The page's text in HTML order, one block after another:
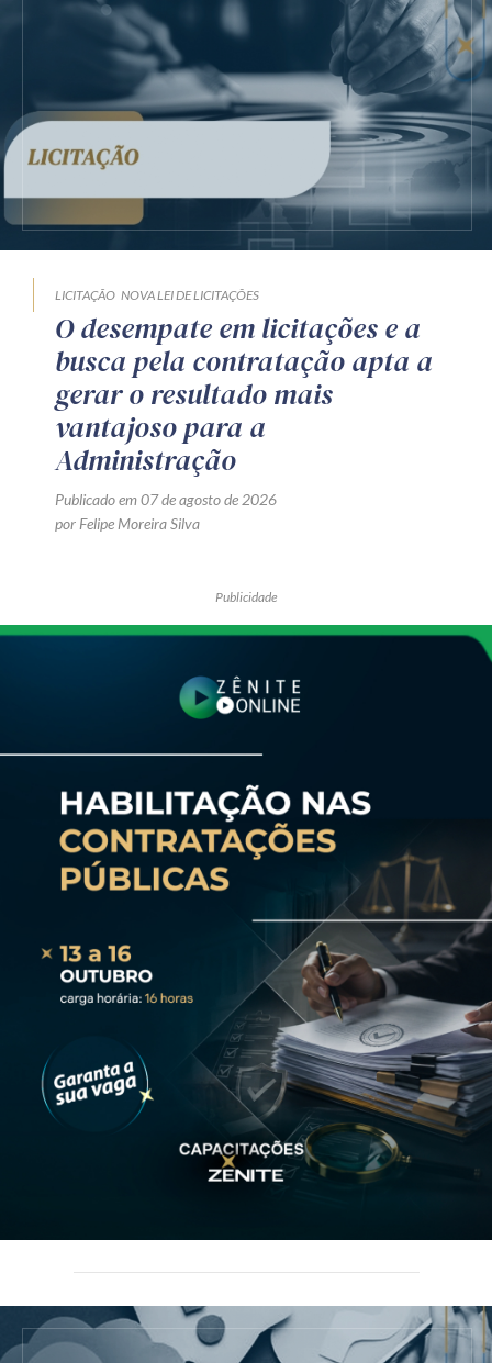
LICITAÇÃO NOVA LEI DE LICITAÇÕES
O desempate em licitações e a
busca pela contratação apta a
gerar o resultado mais
vantajoso para a
Administração
Publicado em 07 de agosto de 2026
por Felipe Moreira Silva
Publicidade